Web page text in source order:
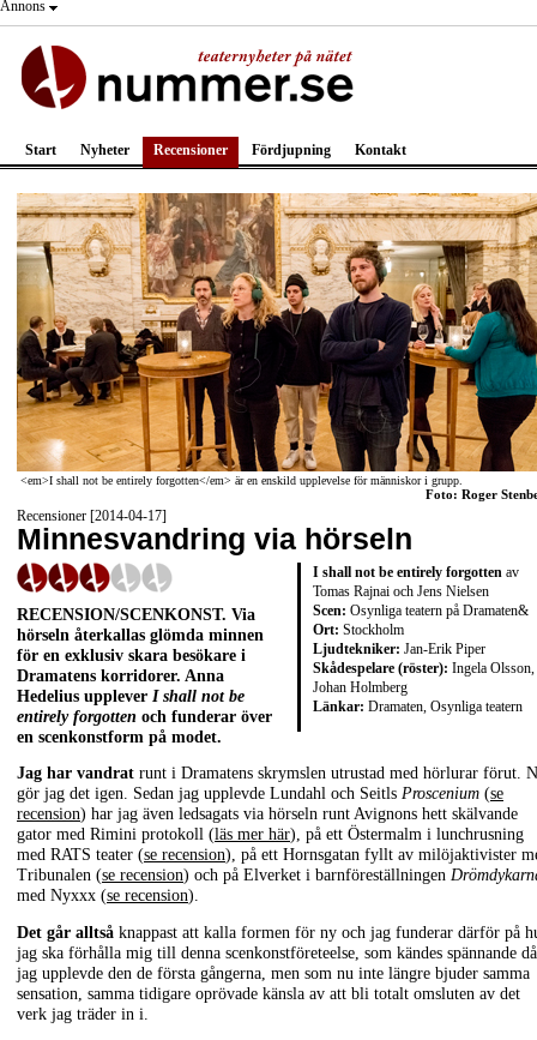
Annons
Start Nyheter Recensioner Fördjupning Kontakt
<em>I shall not be entirely forgotten</em> är en enskild upplevelse för människor i grupp.
Foto: Roger
Recensioner [2014-04-17]
Minnesvandring via hörseln
I shall not be entirely forgotten av
Tomas Rajnai och Jens Nielsen
Scen: Osynliga teatern på Dramaten&
Ort: Stockholm
Ljudtekniker: Jan-Erik Piper
Skådespelare (röster): Ingela Olsson,
Johan Holmberg
Länkar: Dramaten, Osynliga teatern
RECENSION/SCENKONST. Via
hörseln återkallas glömda minnen
för en exklusiv skara besökare i
Dramatens korridorer. Anna
Hedelius upplever I shall not be
entirely forgotten och funderar över
en scenkonstform på modet.
Jag har vandrat runt i Dramatens skrymslen utrustad med hörlurar förut.
gör jag det igen. Sedan jag upplevde Lundahl och Seitls Proscenium (se
recension) har jag även ledsagats via hörseln runt Avignons hett skälvande
gator med Rimini protokoll (läs mer här), på ett Östermalm i lunchrusning
med RATS teater (se recension), på ett Hornsgatan fyllt av milöjaktivister
Tribunalen (se recension) och på Elverket i barnföreställningen
med Nyxxx (se recension).
Det går alltså knappast att kalla formen för ny och jag funderar därför på
jag ska förhålla mig till denna scenkonstföreteelse, som kändes spännande då
jag upplevde den de första gångerna, men som nu inte längre bjuder samma
sensation, samma tidigare oprövade känsla av att bli totalt omsluten av det
verk jag träder in i.